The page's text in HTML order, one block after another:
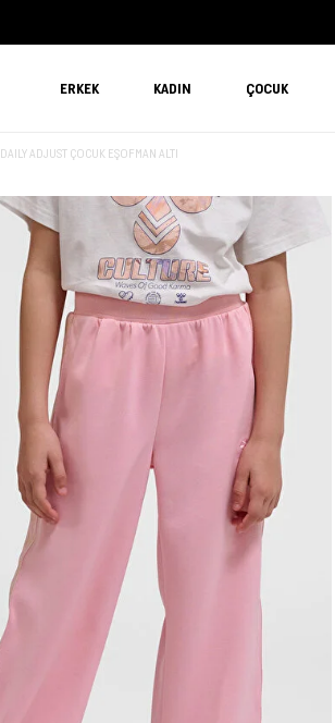
ERKEK KADIN ÇOCUK
DAILY ADJUST ÇOCUK EŞOFMAN ALTI